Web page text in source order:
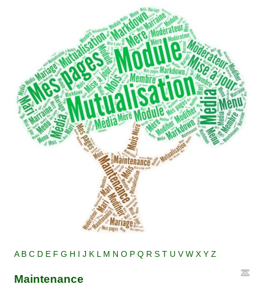
A B C D E F G H J K M N O P Q R S T U V W X Y Z
Maintenance